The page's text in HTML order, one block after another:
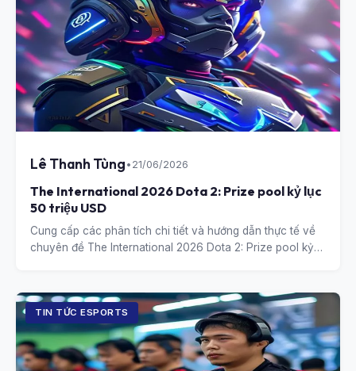
Lê Thanh Tùng • 21/06/2026
The International 2026 Dota 2: Prize pool kỷ lục
50 triệu USD
Cung cấp các phân tích chi tiết và hướng dẫn thực tế về
chuyên đề The International 2026 Dota 2: Prize pool kỷ
TIN TỨC ESPORTS